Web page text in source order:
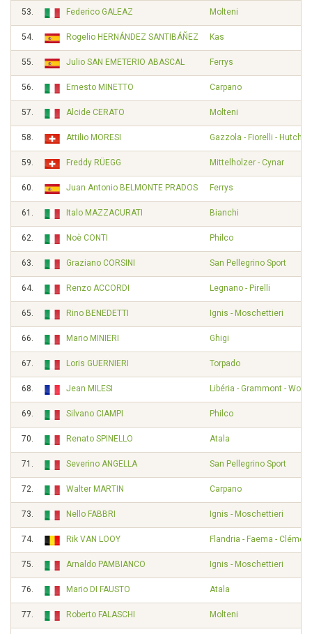
53. Federico GALEAZ Molteni
54. Rogelio HERNÁNDEZ SANTIBÁÑEZ Kas
55. Julio SAN EMETERIO ABASCAL Ferrys
56. Ernesto MINETTO Carpano
57. Alcide CERATO Molteni
58. Attilio MORESI Gazzola - Fiorelli -
59. Freddy RÜEGG Mittelholzer - Cynar
60. Juan Antonio BELMONTE PRADOS Ferrys
61. Italo MAZZACURATI Bianchi
62. Noè CONTI Philco
63. Graziano CORSINI San Pellegrino Sport
64. Renzo ACCORDI Legnano - Pirelli
65. Rino BENEDETTI Ignis - Moschettieri
66. Mario MINIERI Ghigi
67. Loris GUERNIERI Torpado
68. Jean MILESI Libéria - Grammont -
69. Silvano CIAMPI Philco
70. Renato SPINELLO Atala
71. Severino ANGELLA San Pellegrino Sport
72. Walter MARTIN Carpano
73. Nello FABBRI Ignis - Moschettieri
74. Rik VAN LOOY Flandria - Faema - Clément
75. Arnaldo PAMBIANCO Ignis - Moschettieri
76. Mario DI FAUSTO Atala
77. Roberto FALASCHI Molteni